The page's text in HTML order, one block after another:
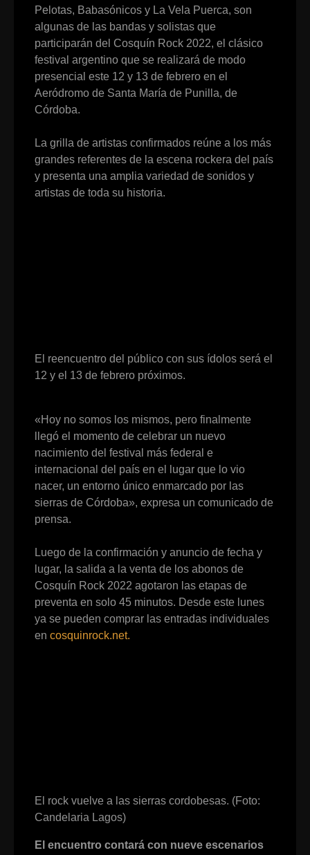
Pelotas, Babasónicos y La Vela Puerca, son
algunas de las bandas y solistas que
participarán del Cosquín Rock 2022, el clásico
festival argentino que se realizará de modo
presencial este 12 y 13 de febrero en el
Aeródromo de Santa María de Punilla, de
Córdoba.
La grilla de artistas confirmados reúne a los más
grandes referentes de la escena rockera del país
y presenta una amplia variedad de sonidos y
artistas de toda su historia.
El reencuentro del público con sus ídolos será el
12 y el 13 de febrero próximos.
«Hoy no somos los mismos, pero finalmente
llegó el momento de celebrar un nuevo
nacimiento del festival más federal e
internacional del país en el lugar que lo vio
nacer, un entorno único enmarcado por las
sierras de Córdoba», expresa un comunicado de
prensa.
Luego de la confirmación y anuncio de fecha y
lugar, la salida a la venta de los abonos de
Cosquín Rock 2022 agotaron las etapas de
preventa en solo 45 minutos. Desde este lunes
ya se pueden comprar las entradas individuales
en cosquinrock.net.
El rock vuelve a las sierras cordobesas. (Foto:
Candelaria Lagos)
El encuentro contará con nueve escenarios